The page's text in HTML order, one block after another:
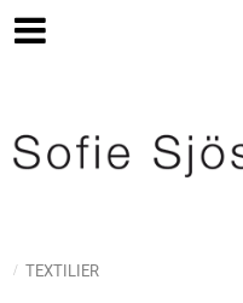
TEXTILIER